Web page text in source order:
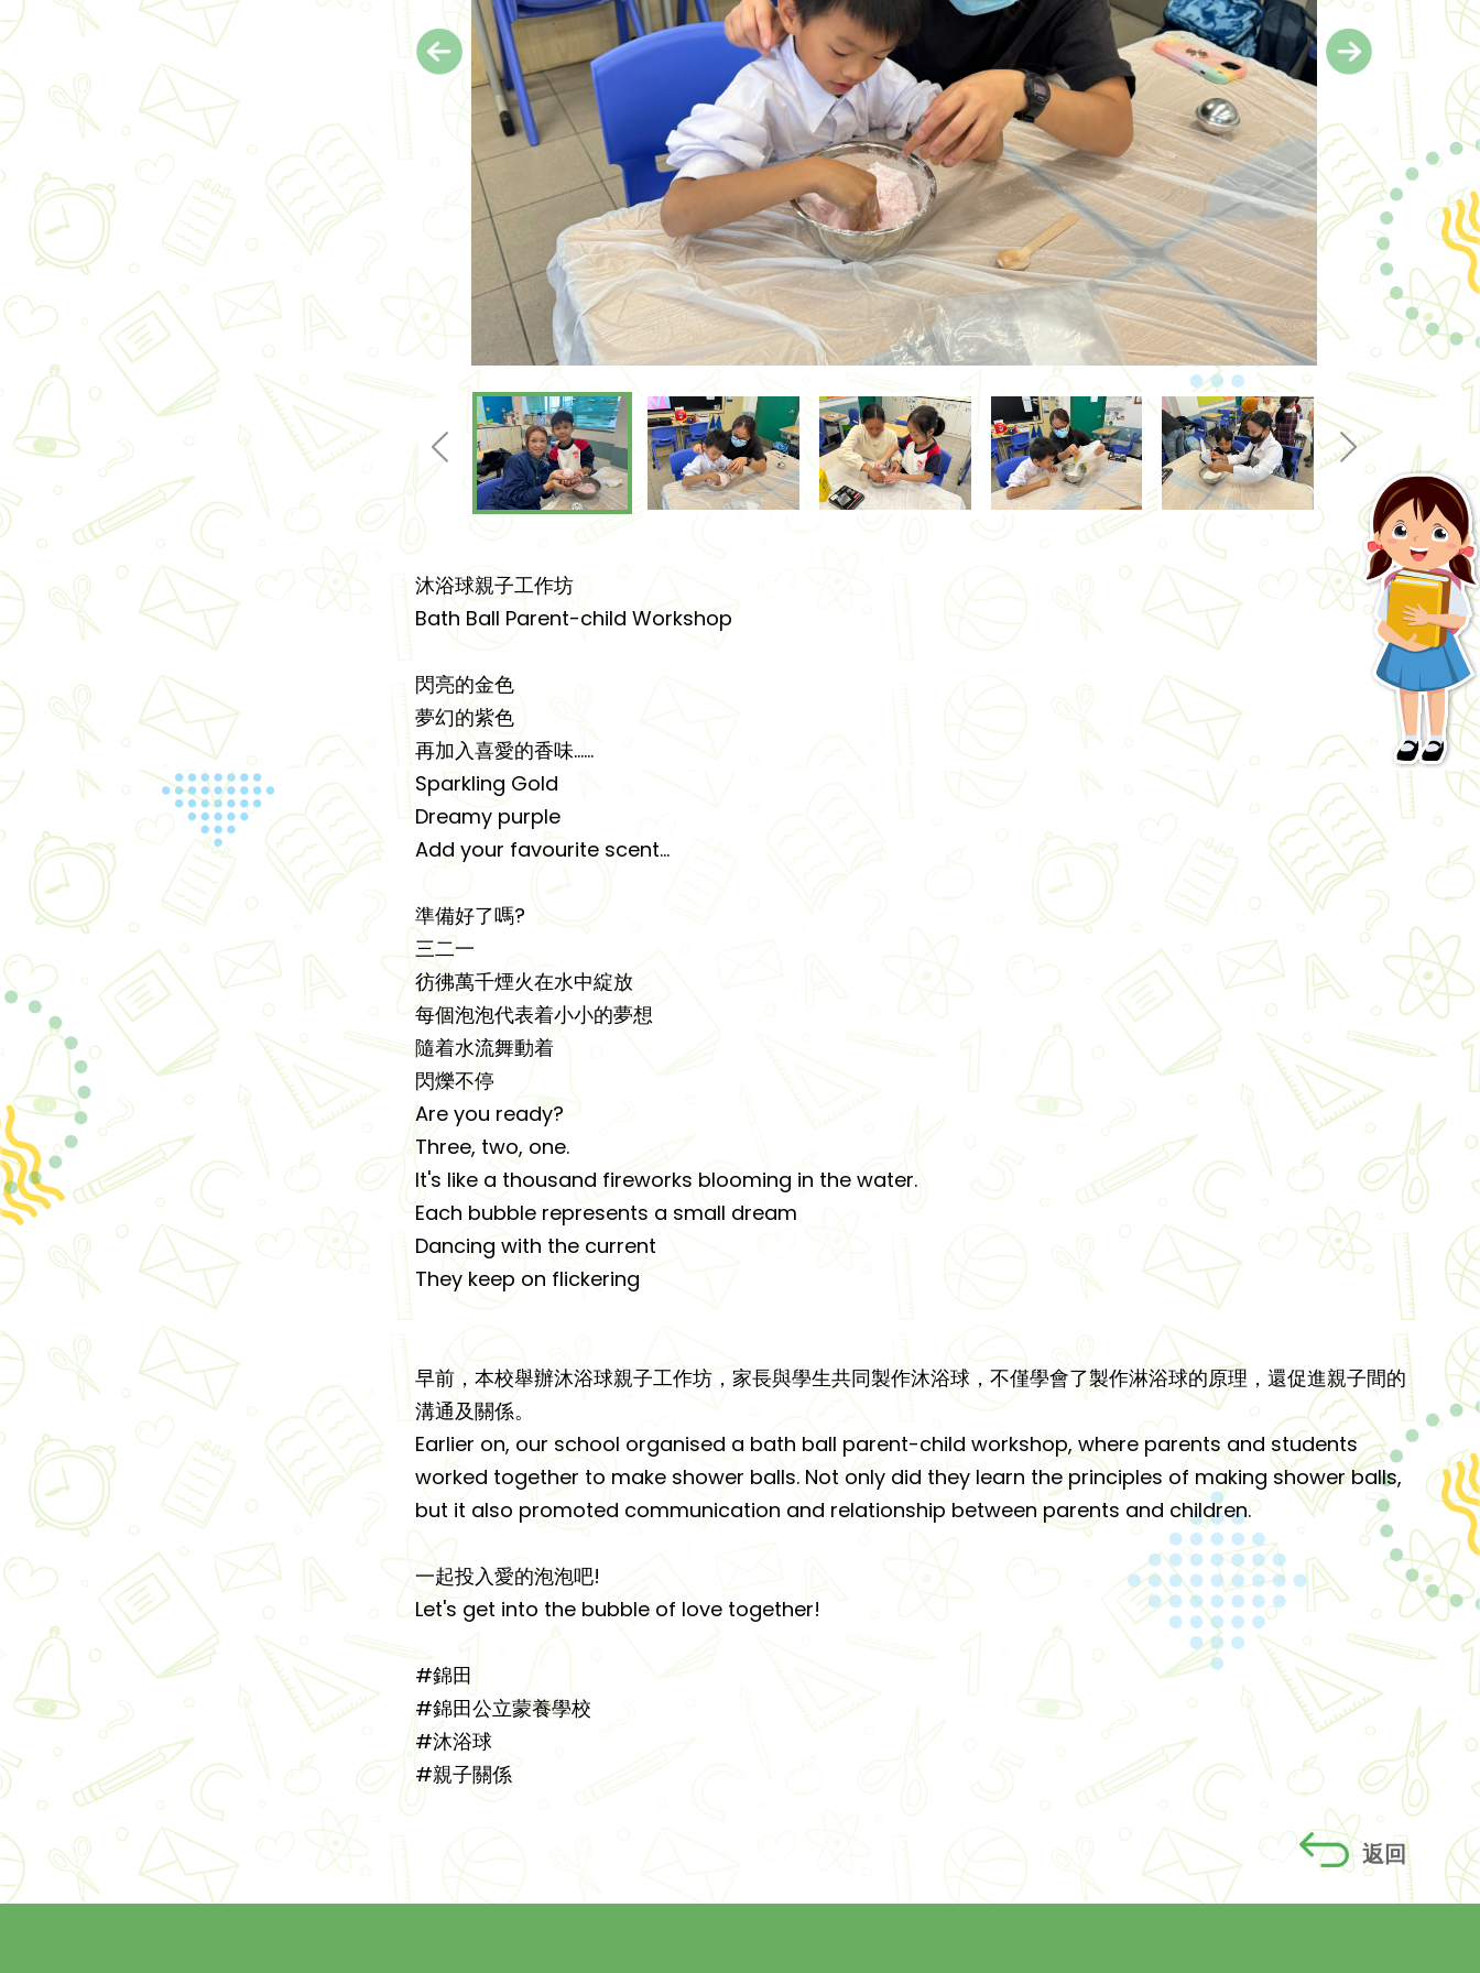
沐浴球親子工作坊
Bath Ball Parent-child Workshop
閃亮的金色
夢幻的紫色
再加入喜愛的香味......
Sparkling Gold
Dreamy purple
Add your favourite scent…
準備好了嗎?
三二一
彷彿萬千煙火在水中綻放
每個泡泡代表着小小的夢想
隨着水流舞動着
閃爍不停
Are you ready?
Three, two, one.
It's like a thousand fireworks blooming in the water.
Each bubble represents a small dream
Dancing with the current
They keep on flickering
早前，本校舉辦沐浴球親子工作坊，家長與學生共同製作沐浴球，不僅學會了製作淋浴球的原理，還促進親子間的
溝通及關係。
Earlier on, our school organised a bath ball parent-child workshop, where parents and students
worked together to make shower balls. Not only did they learn the principles of making shower balls,
but it also promoted communication and relationship between parents and children.
一起投入愛的泡泡吧!
Let's get into the bubble of love together!
#錦田
#錦田公立蒙養學校
#沐浴球
#親子關係
返回